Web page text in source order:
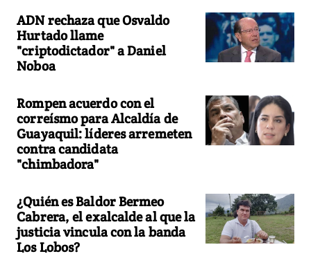
ADN rechaza que Osvaldo
Hurtado llame
"criptodictador" a Daniel
Noboa
Rompen acuerdo con el
correísmo para Alcaldía de
Guayaquil: líderes arremeten
contra candidata
"chimbadora"
¿Quién es Baldor Bermeo
Cabrera, el exalcalde al que la
justicia vincula con la banda
Los Lobos?